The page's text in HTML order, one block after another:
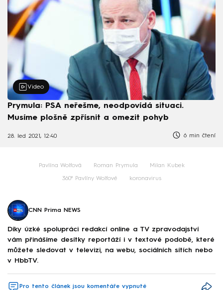
Video
Prymula: PSA neřešme, neodpovídá situaci.
Musíme plošně zpřísnit a omezit pohyb
28. led 2021, 12:40 6 min čtení
Pavlína Wolfová Roman Prymula Milan Kubek
360⁰ Pavlíny Wolfové koronavirus
CNN Prima NEWS
Díky úzké spolupráci redakcí online a TV zpravodajství
vám přinášíme desítky reportáží i v textové podobě, které
můžete sledovat v televizi, na webu, sociálních sítích nebo
v HbbTV.
Pro tento článek jsou komentáře vypnuté